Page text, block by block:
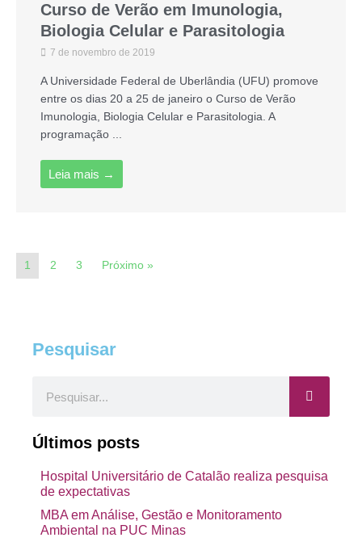
Curso de Verão em Imunologia,
Biologia Celular e Parasitologia
7 de novembro de 2019
A Universidade Federal de Uberlândia (UFU) promove
entre os dias 20 a 25 de janeiro o Curso de Verão
Imunologia, Biologia Celular e Parasitologia. A
programação ...
Leia mais →
1 2 3 Próximo »
Pesquisar
Últimos posts
Hospital Universitário de Catalão realiza pesquisa
de expectativas
MBA em Análise, Gestão e Monitoramento
Ambiental na PUC Minas